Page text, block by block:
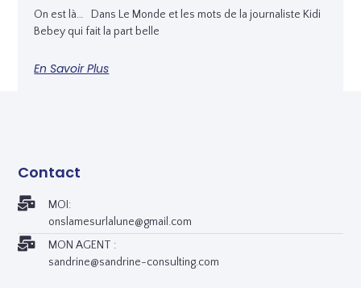
On est là… Dans Le Monde et les mots de la journaliste Kidi
Bebey qui fait la part belle
En Savoir Plus
Contact
MOI:
onslamesurlalune@gmail.com
MON AGENT :
sandrine@sandrine-consulting.com